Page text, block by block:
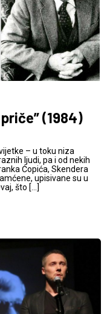
(1984)
– u toku niza
ljudi, pa i od nekih
Ćopića, Skendera
upisivane su u
što […]